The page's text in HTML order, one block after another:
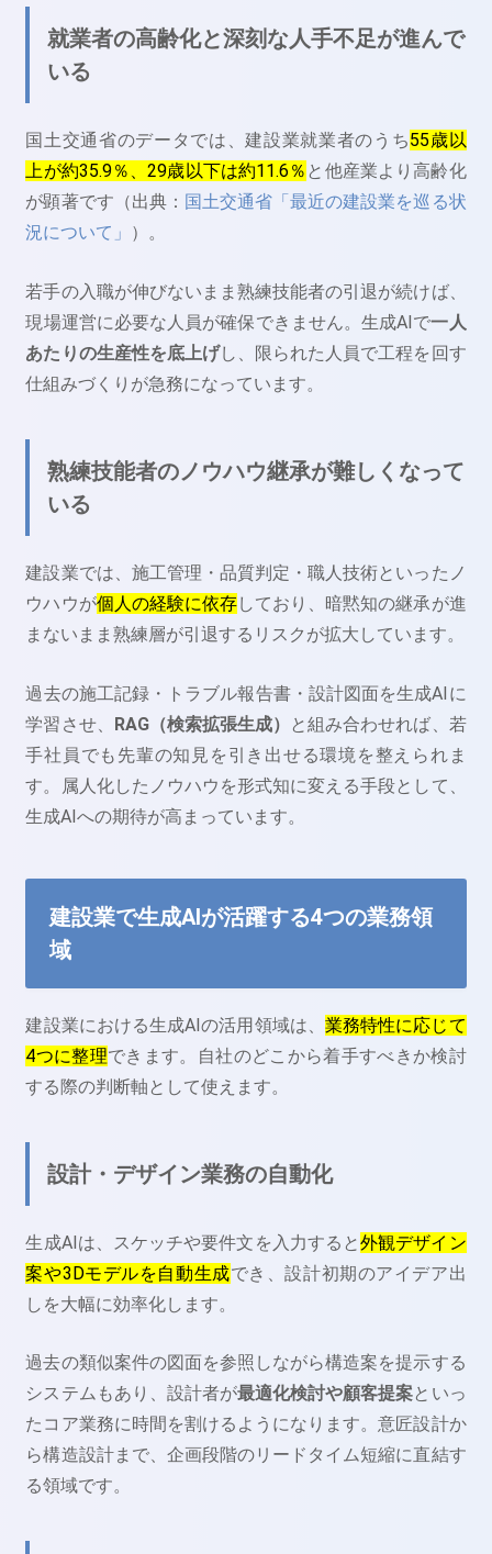
就業者の高齢化と深刻な人手不足が進んで
いる
国土交通省のデータでは、建設業就業者のうち55歳以
上が約35.9％、29歳以下は約11.6％ と他産業より高齢化
が顕著です（出典： 国土交通省「最近の建設業を巡る状
況について」 ）。
若手の入職が伸びないまま熟練技能者の引退が続けば、
現場運営に必要な人員が確保できません。生成AIで一人
あたりの生産性を底上げし、限られた人員で工程を回す
仕組みづくりが急務になっています。
熟練技能者のノウハウ継承が難しくなって
いる
建設業では、施工管理・品質判定・職人技術といったノ
ウハウが個人の経験に依存しており、暗黙知の継承が進
まないまま熟練層が引退するリスクが拡大しています。
過去の施工記録・トラブル報告書・設計図面を生成AIに
学習させ、 RAG（検索拡張生成）
と組み合わせれば、若
手社員でも先輩の知見を引き出せる環境を整えられま
す。属人化したノウハウを形式知に変える手段として、
生成AIへの期待が高まっています。
建設業で生成AIが活躍する4つの業務領
域
建設業における生成AIの活用領域は、 業務特性に応じて
4つに整理できます。自社のどこから着手すべきか検討
する際の判断軸として使えます。
設計・デザイン業務の自動化
生成AIは、スケッチや要件文を入力すると外観デザイン
案や3Dモデルを自動生成でき、設計初期のアイデア出
しを大幅に効率化します。
過去の類似案件の図面を参照しながら構造案を提示する
システムもあり、設計者が最適化検討や顧客提案といっ
たコア業務に時間を割けるようになります。意匠設計か
ら構造設計まで、企画段階のリードタイム短縮に直結す
る領域です。